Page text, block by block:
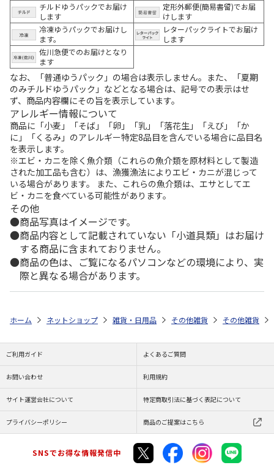
チルドゆうパックでお届け
します
定形外郵便(簡易書留)でお届
けします
冷凍ゆうパックでお届けし
ます。
レターパックライトでお届け
します
佐川急便でのお届けとなり
ます
なお、「普通ゆうパック」の場合は表示しません。また、「夏期
のみチルドゆうパック」などとなる場合は、記号での表示はせ
ず、商品内容欄にその旨を表示しています。
アレルギー情報について
商品に「小麦」「そば」「卵」「乳」「落花生」「えび」「か
に」「くるみ」のアレルギー特定8品目を含んでいる場合に品目名
を表示します。
※エビ・カニを除く魚介類（これらの魚介類を原材料として製造
された加工品も含む）は、漁獲漁法によりエビ・カニが混じって
いる場合があります。 また、これらの魚介類は、エサとしてエ
ビ・カニを食べている可能性があります。
その他
商品写真はイメージです。
商品内容として記載されていない「小道具類」はお届け
する商品に含まれておりません。
商品の色は、ご覧になるパソコンなどの環境により、実
際と異なる場合があります。
ホーム ネットショップ 雑貨・日用品 その他雑貨 その他雑貨
ご利用ガイド よくあるご質問
お問い合わせ 利用規約
サイト運営会社について 特定商取引法に基づく表記について
プライバシーポリシー 商品のご提案はこちら
SNSでお得な情報発信中